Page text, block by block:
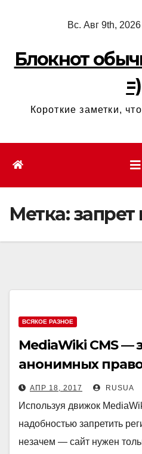
Вс. Авг 9th, 2026
Блокнот
=)
Короткие заметки,
Метка:запрет
ВСЯКОЕ РАЗНОЕ
MediaWiki CMS —
анонимных
регистрации.
АПР 18, 2017 RUSUA
Используя движок
надобностью запретить
незачем — сайт нужен